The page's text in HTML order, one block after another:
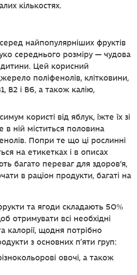
кількостях.
найпопулярніших фруктів
середнього розміру — чудова
дитини. Цей корисний
поліфенолів, клітковини,
B2 і B6, а також калію,
користі від яблук, їжте їх зі
ній міститься половина
Попри те що ці рослинні
на етикетках і в описах
багато переваг для здоров‘я,
в раціон продукти, багаті на
та ягоди складають 50%
отримувати всі необхідні
калорії, щодня потрібно
з основних п’яти груп:
овочі, а також